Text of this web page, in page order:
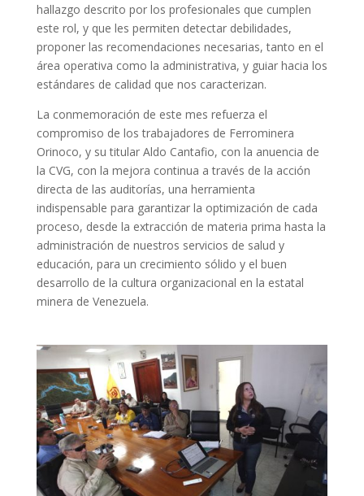
hallazgo descrito por los profesionales que cumplen
este rol, y que les permiten detectar debilidades,
proponer las recomendaciones necesarias, tanto en el
área operativa como la administrativa, y guiar hacia los
estándares de calidad que nos caracterizan.
La conmemoración de este mes refuerza el
compromiso de los trabajadores de Ferrominera
Orinoco, y su titular Aldo Cantafio, con la anuencia de
la CVG, con la mejora continua a través de la acción
directa de las auditorías, una herramienta
indispensable para garantizar la optimización de cada
proceso, desde la extracción de materia prima hasta la
administración de nuestros servicios de salud y
educación, para un crecimiento sólido y el buen
desarrollo de la cultura organizacional en la estatal
minera de Venezuela.